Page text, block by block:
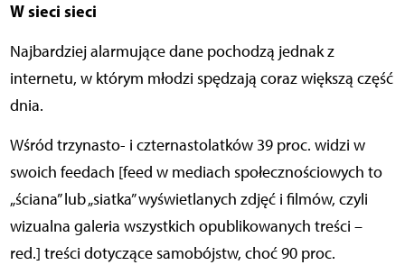
W sieci sieci
Najbardziej alarmujące dane pochodzą jednak z
internetu, w którym młodzi spędzają coraz większą część
dnia.
Wśród trzynasto- i czternastolatków 39 proc. widzi w
swoich feedach [feed w mediach społecznościowych to
„ściana” lub „siatka” wyświetlanych zdjęć i filmów, czyli
wizualna galeria wszystkich opublikowanych treści –
red.] treści dotyczące samobójstw, choć 90 proc.